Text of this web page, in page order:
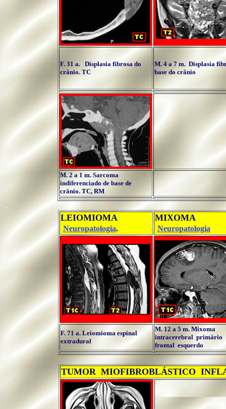
F. 31 a. Displasia fibrosa do
crânio. TC
M. 4 a 7 m. Displasia
base do crânio
M. 2 a 1 m. Sarcoma
indiferenciado de base de
crânio. TC, RM
..
LEIOMIOMA..
Neuropatologia.
MIXOMA..
Neuropatologia
F. 71 a. Leiomioma espinal
extradural
M. 12 a 5 m. Mixoma
intracerebral primário
frontal esquerdo
....
TUMOR MIOFIBROBLÁSTICO